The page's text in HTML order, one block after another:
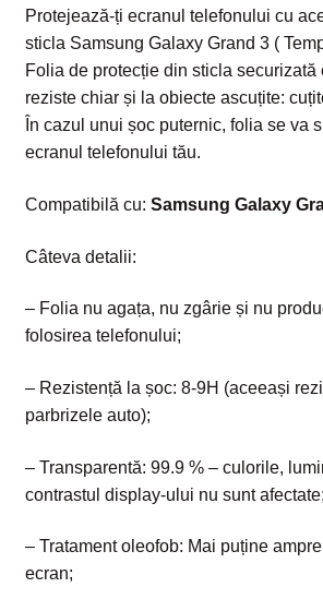
Protejează-ți ecranul telefonului cu
sticla Samsung Galaxy Grand 3 (
Folia de protecție din sticla securizată
reziste chiar și la obiecte ascuțite:
În cazul unui șoc puternic, folia se va
ecranul telefonului tău.
Compatibilă cu: Samsung Galaxy
Câteva detalii:
– Folia nu agața, nu zgârie și nu
folosirea telefonului;
– Rezistență la șoc: 8-9H (aceeași
parbrizele auto);
– Transparentă: 99.9 % – culorile,
contrastul display-ului nu sunt afectate;
– Tratament oleofob: Mai puține
ecran;